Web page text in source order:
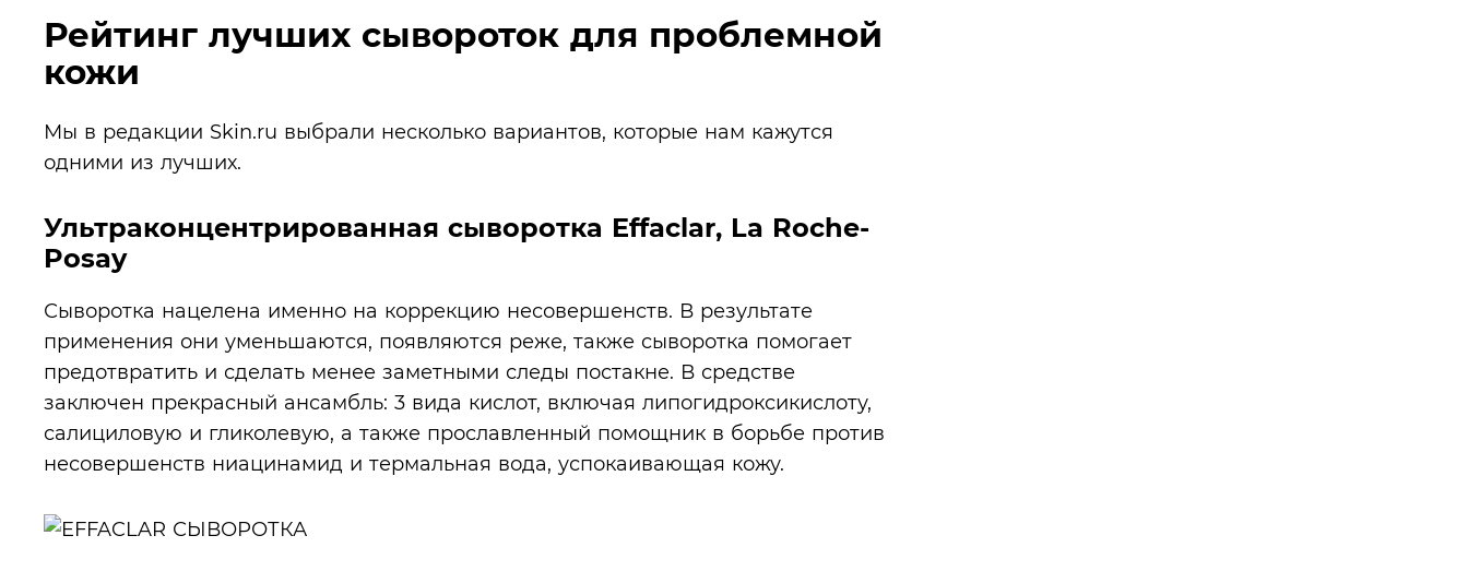
Рейтинг лучших сывороток для проблемной
кожи
Мы в редакции Skin.ru выбрали несколько вариантов, которые нам кажутся
одними из лучших.
Ультраконцентрированная сыворотка Effaclar, La Roche-
Posay
Сыворотка нацелена именно на коррекцию несовершенств. В результате
применения они уменьшаются, появляются реже, также сыворотка помогает
предотвратить и сделать менее заметными следы постакне. В средстве
заключен прекрасный ансамбль: 3 вида кислот, включая липогидроксикислоту,
салициловую и гликолевую, а также прославленный помощник в борьбе против
несовершенств ниацинамид и термальная вода, успокаивающая кожу.